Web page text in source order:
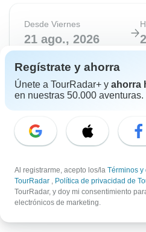
Desde
Desde Viernes
21 ago., 2026
Agotado
Desde:
Ver circuitos similares
Desde Lunes
24 ago., 2026
Regístrate y ahorra
Únete a TourRadar+ y ahorra
en nuestras 50.000 aventuras.
Al registrarme, acepto los/la Términos y
TourRadar , Política de privacidad de
TourRadar, y doy mi consentimiento
electrónicos de marketing.